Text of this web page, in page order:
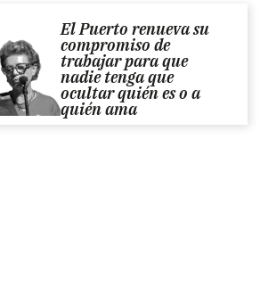
El Puerto renueva su
compromiso de
trabajar para que
nadie tenga que
ocultar quién es o a
quién ama